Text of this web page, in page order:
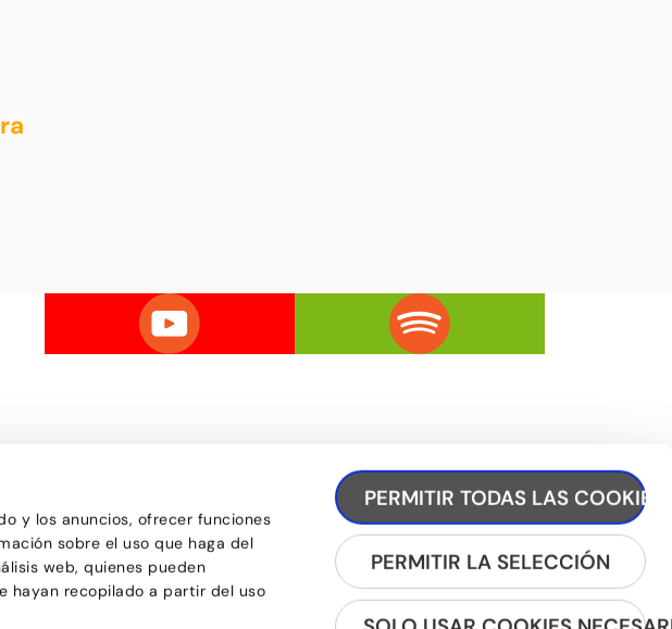
y los anuncios, ofrecer funciones
sobre el uso que haga del
web, quienes pueden
hayan recopilado a partir del uso
PERMITIR TODAS LAS COOKIES
PERMITIR LA SELECCIÓN
d'Utset, 11-13
– Barcelona
602 /680 455 807
REGÍSTRATE A LA NEWSLETTER